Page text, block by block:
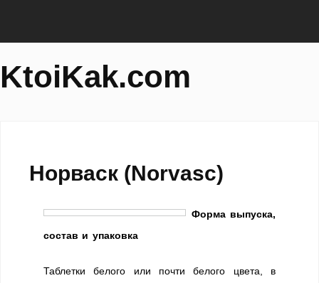
KtoiKak.com
Норваск (Norvasc)
Форма выпуска,
состав и упаковка
Таблетки белого или почти белого цвета, в